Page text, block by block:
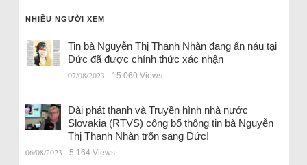
NHIỀU NGƯỜI XEM
Tin bà Nguyễn Thị Thanh Nhàn đang ẩn náu tại
Đức đã được chính thức xác nhận
07/08/2023 - 15.060 Views
Đài phát thanh và Truyền hình nhà nước
Slovakia (RTVS) công bố thông tin bà Nguyễn
Thị Thanh Nhàn trốn sang Đức!
06/08/2023 - 5.164 Views